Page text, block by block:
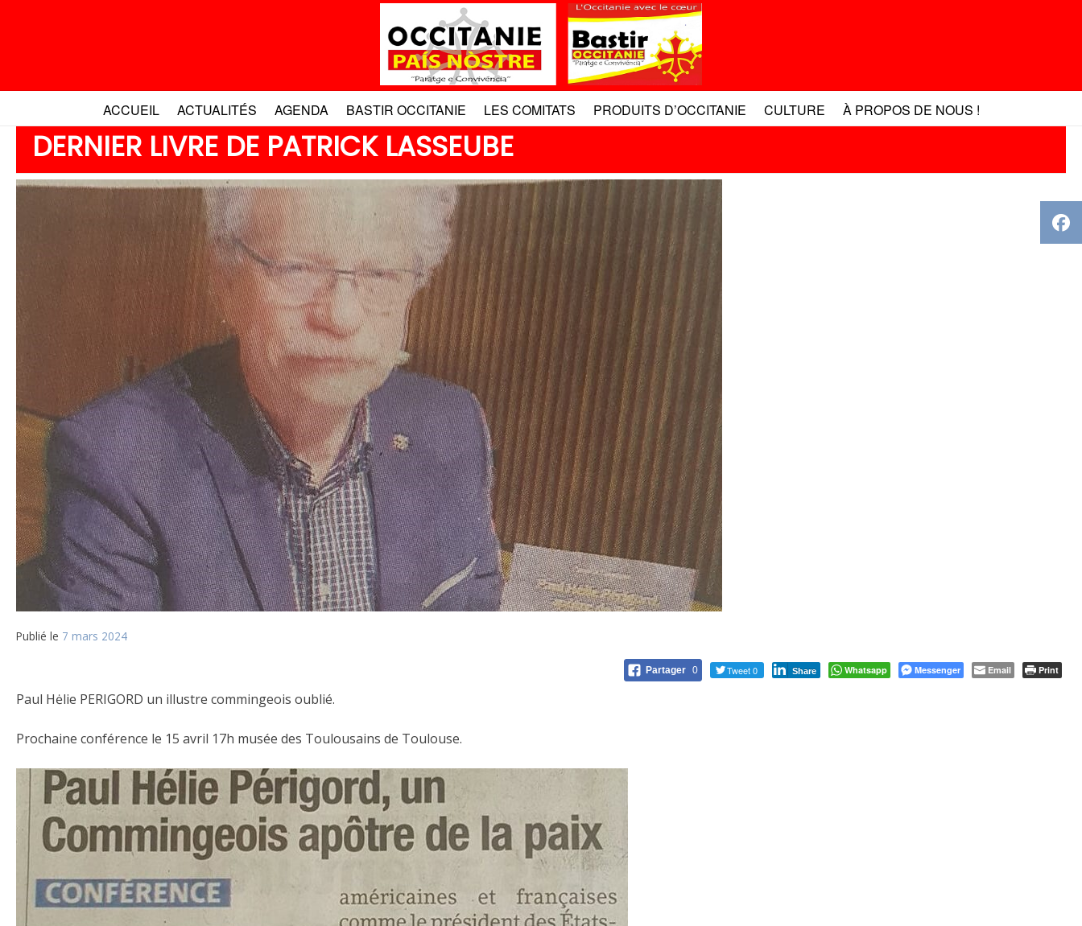
ACCUEIL ACTUALITÉS AGENDA BASTIR OCCITANIE LES COMITATS PRODUITS D’OCCITANIE CULTURE À PROPOS DE NOUS !
DERNIER LIVRE DE PATRICK LASSEUBE
Publié le 7 mars 2024
Partager 0 Tweet 0 Share Whatsapp Messenger Email Print
Paul Hėlie PERIGORD un illustre commingeois oublié.
Prochaine conférence le 15 avril 17h musée des Toulousains de Toulouse.